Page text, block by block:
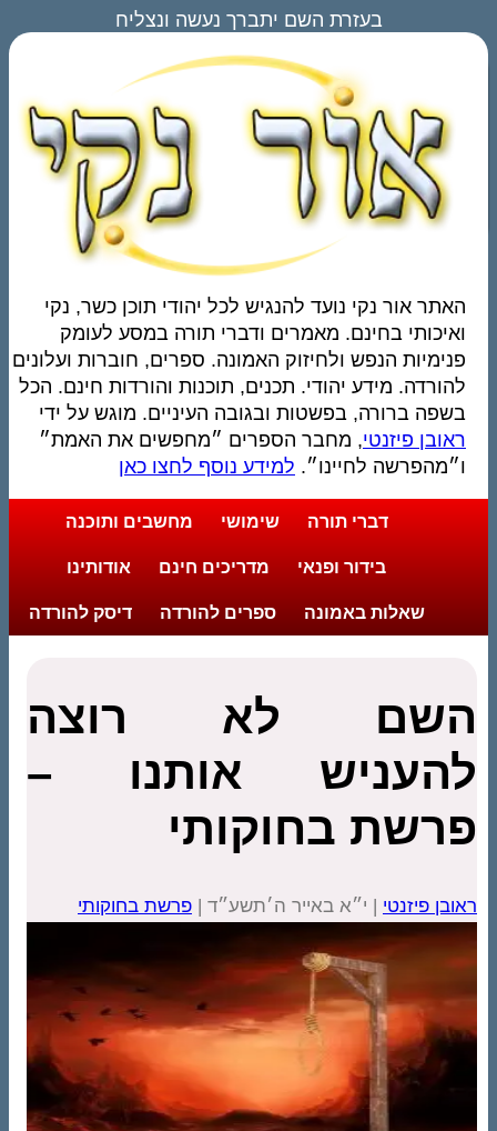
בעזרת השם יתברך נעשה ונצליח
האתר אור נקי נועד להנגיש לכל יהודי תוכן כשר, נקי
ואיכותי בחינם. מאמרים ודברי תורה במסע לעומק
פנימיות הנפש ולחיזוק האמונה. ספרים, חוברות ועלונים
להורדה. מידע יהודי. תכנים, תוכנות והורדות חינם. הכל
בשפה ברורה, בפשטות ובגובה העיניים. מוגש על ידי
ראובן פיזנטי, מחבר הספרים ״מחפשים את האמת״
ו״מהפרשה לחיינו״. למידע נוסף לחצו כאן
דברי תורה שימושי מחשבים ותוכנה
בידור ופנאי מדריכים חינם אודותינו
שאלות באמונה ספרים להורדה דיסק להורדה
השם לא רוצה
להעניש אותנו –
פרשת בחוקותי
ראובן פיזנטי | י״א באייר ה׳תשע״ד | פרשת בחוקותי